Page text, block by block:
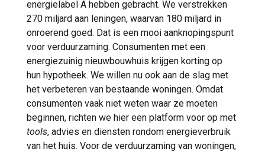
energielabel A hebben gebracht. We verstrekken
270 miljard aan leningen, waarvan 180 miljard in
onroerend goed. Dat is een mooi aanknopingspunt
voor verduurzaming. Consumenten met een
energiezuinig nieuwbouwhuis krijgen korting op
hun hypotheek. We willen nu ook aan de slag met
het verbeteren van bestaande woningen. Omdat
consumenten vaak niet weten waar ze moeten
beginnen, richten we hier een platform voor op met
tools, advies en diensten rondom energieverbruik
van het huis. Voor de verduurzaming van woningen,